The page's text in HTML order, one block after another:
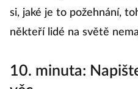
si, jaké je to požehnání,
někteří lidé na světě
10. minuta: